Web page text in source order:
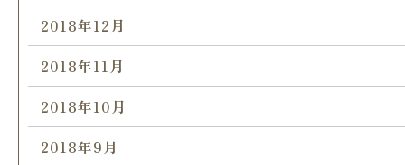
2018年12月
2018年11月
2018年10月
2018年9月